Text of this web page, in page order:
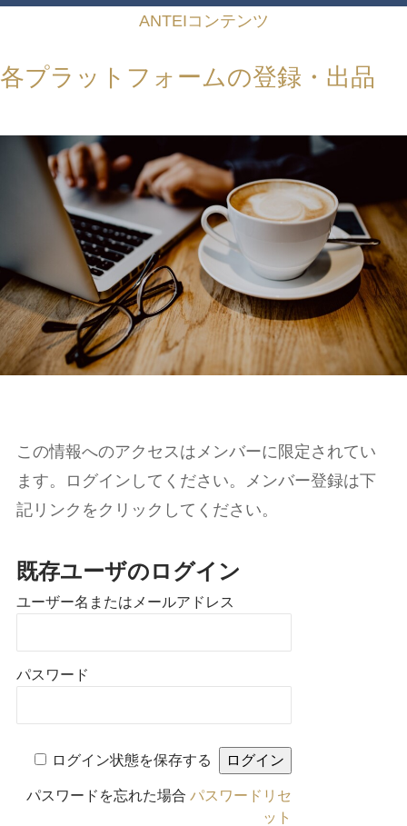
ANTEIコンテンツ
各プラットフォームの登録・出品
この情報へのアクセスはメンバーに限定されてい
ます。ログインしてください。メンバー登録は下
記リンクをクリックしてください。
既存ユーザのログイン
ユーザー名またはメールアドレス
パスワード
ログイン状態を保存する
パスワードを忘れた場合 パスワードリセ
ット